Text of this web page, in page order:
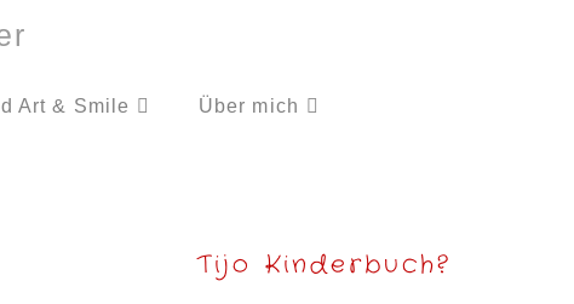
Art & Smile Über mich
Tijo Kinderbuch?